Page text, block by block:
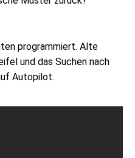
programmiert. Alte
und das Suchen nach
Autopilot.